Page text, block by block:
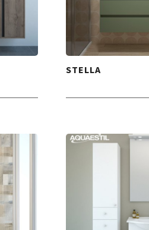
STELLA